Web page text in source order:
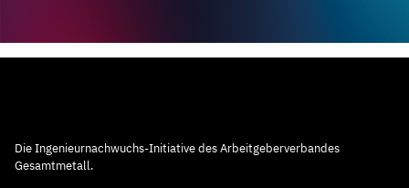
Die Ingenieurnachwuchs-Initiative des Arbeitgeberverbandes
Gesamtmetall.